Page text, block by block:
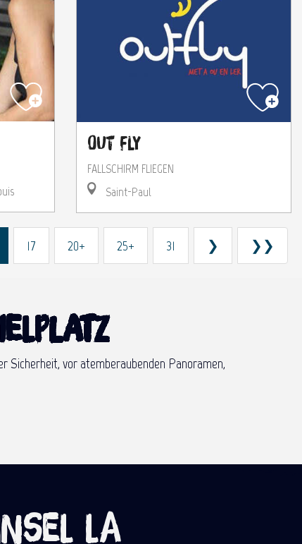
Out Fly
FALLSCHIRM FLIEGEN
Saint-Paul
17 20+ 25+ 31 ❯ ❯❯
vor atemberaubenden Panoramen,
La